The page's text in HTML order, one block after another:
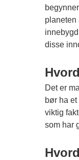
planeten
disse
Det er
bør ha
viktig
som har